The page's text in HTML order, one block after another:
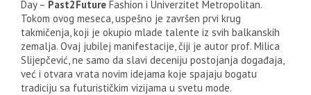
Day – Past2Future Fashion i Univerzitet Metropolitan.
Tokom ovog meseca, uspešno je završen prvi krug
takmičenja, koji je okupio mlade talente iz svih balkanskih
zemalja. Ovaj jubilej manifestacije, čiji je autor prof. Milica
Slijepčević, ne samo da slavi deceniju postojanja događaja,
već i otvara vrata novim idejama koje spajaju bogatu
tradiciju sa futurističkim vizijama u svetu mode.